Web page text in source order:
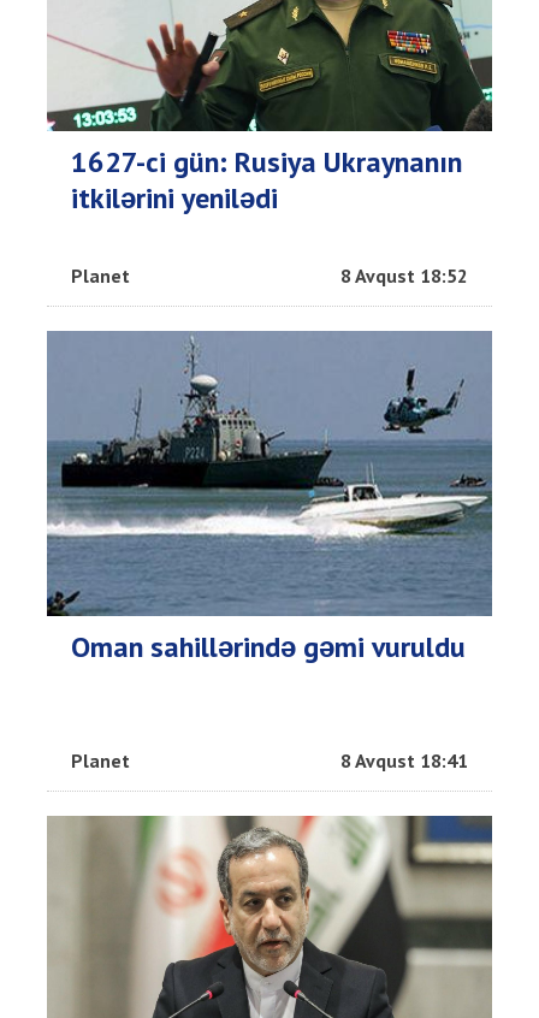
1627-ci gün: Rusiya Ukraynanın
itkilərini yenilədi
Planet 8 Avqust 18:52
Oman sahillərində gəmi vuruldu
Planet 8 Avqust 18:41